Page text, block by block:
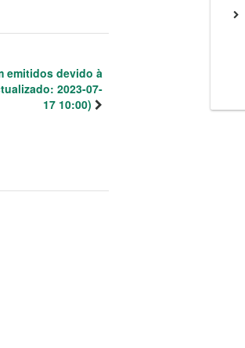
emitidos devido à
2023-07-
17 10:00)